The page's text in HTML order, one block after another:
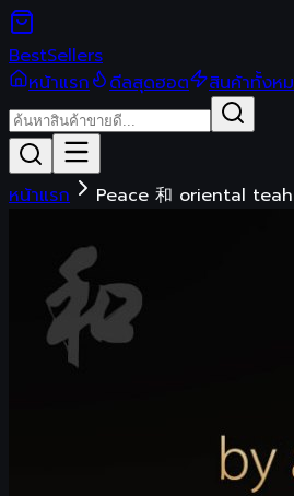
BestSellers
หน้าแรก
ดีลสุดฮอต สินค้าทั้งห
หน้าแรก Peace 和 oriental